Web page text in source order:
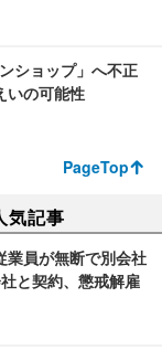
ショップ」へ不正
いの可能性
PageTop
気記事
業員が無断で別会社
と契約、懲戒解雇